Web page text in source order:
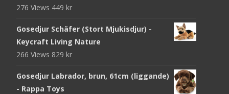
276 Views 449 kr
Gosedjur Schäfer (Stort Mjukisdjur) -
Keycraft Living Nature
266 Views 829 kr
Gosedjur Labrador, brun, 61cm (liggande)
- Rappa Toys